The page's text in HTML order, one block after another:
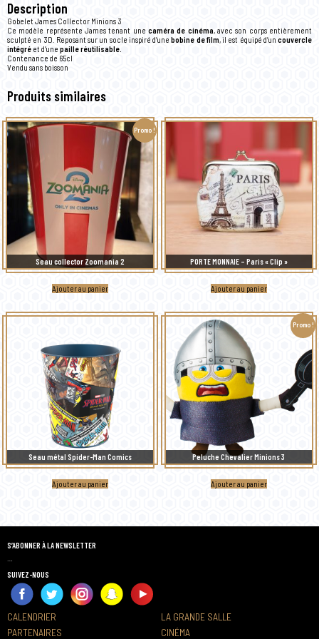
Description
Gobelet James Collector Minions 3
Ce modèle représente James tenant une caméra de cinéma, avec son corps entièrement
sculpté en 3D. Reposant sur un socle inspiré d’unebobine de film, il est équipé d’un couvercle
intégré et d’une paille réutilisable.
Contenance de 65cl
Vendu sans boisson
Produits similaires
Promo !
Seau collector Zoomania 2
Ajouter au panier
PORTE MONNAIE – Paris « Clip »
Ajouter au panier
Seau métal Spider-Man Comics
Ajouter au panier
Promo !
Peluche Chevalier Minions 3
Ajouter au panier
S’ABONNER À LA NEWSLETTER
SUIVEZ-NOUS
CALENDRIER
LA GRANDE SALLE
PARTENAIRES
CINÉMA